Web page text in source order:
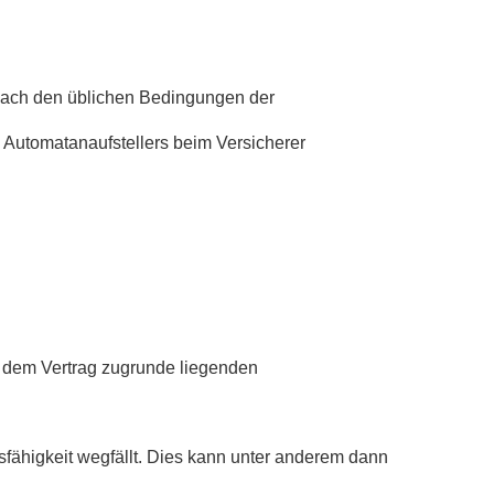
den üblichen Bedingungen der
beim Versicherer
Vertrag zugrunde liegenden
wegfällt. Dies kann unter anderem dann